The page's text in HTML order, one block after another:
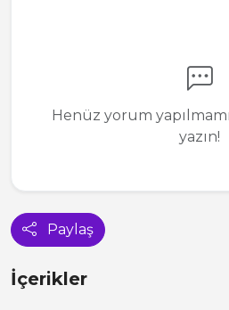
Paylaş
Henüz yorum
yazın!
İçerikler